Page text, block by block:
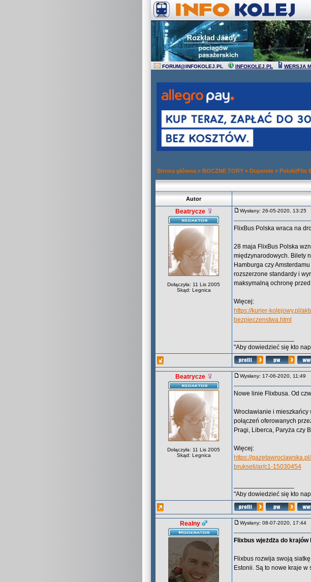
FORUM@INFOKOLEJ.PL INFOKOLEJ.PL WERSJA
Strona główna » BOCZNE TORY » Duperele » Polski/Flix
Autor
Beatrycze
Dołączyła: 11 Lis 2005
Skąd: Legnica
Wysłany: 26-05-2020, 13:25
FlixBus Polska wraca na
28 maja FlixBus Polska
międzynarodowych. Bilety
Hamburga czy
rozszerzone standardy i
maksymalną ochronę
Więcej:
https://kurier-kolejowy.pl/
bezpieczenstwa.html
"Aby dowiedzieć się kto
Beatrycze
Dołączyła: 11 Lis 2005
Skąd: Legnica
Wysłany: 17-06-2020, 11:49
Nowe linie Flixbusa. Od
Wrocławianie i
połączeń oferowanych
Pragi, Liberca, Paryża czy
Więcej:
https://
brukseli/ar/c1-15030454
"Aby dowiedzieć się kto
Realny Wysłany: 08-07-2020, 17:44
Flixbus wjeżdża do
Flixbus rozwija swoją
Estonii. Są to nowe kraje w